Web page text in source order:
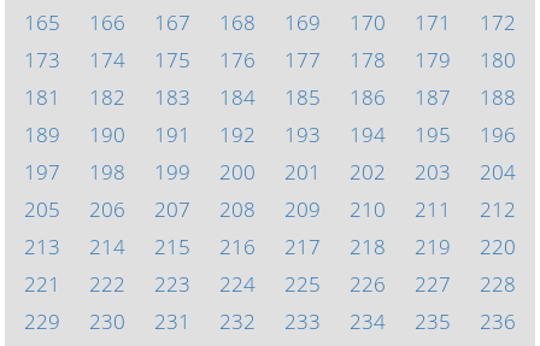
165
166 167 168 169 170 171
172
173
174 175 176 177 178 179
180
181
182 183 184 185 186 187
188
189
190 191 192 193 194 195
196
197
198 199 200 201 202 203
204
205
206 207 208 209 210 211
212
213
214 215 216 217 218 219
220
221
222 223 224 225 226 227
228
229
230 231 232 233 234 235
236